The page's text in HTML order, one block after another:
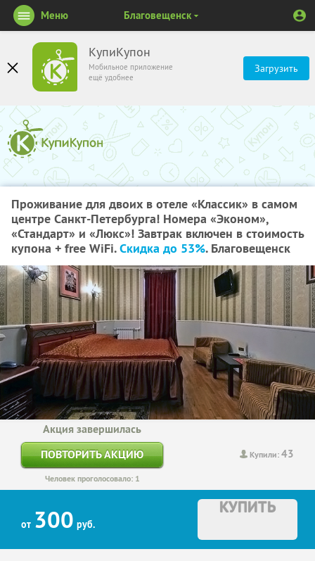
КупиКупон
Мобильное приложение
ещё удобнее
Загрузить
Меню Благовещенск
Проживание для двоих в отеле «Классик» в самом
центре Санкт-Петербурга! Номера «Эконом»,
«Стандарт» и «Люкс»! Завтрак включен в стоимость
купона + free WiFi.Скидка до 53%. Благовещенск
Купили:43
Акция завершилась
ПОВТОРИТЬ АКЦИЮ
Человек проголосовало: 1
от 300 руб.
КУПИТЬ